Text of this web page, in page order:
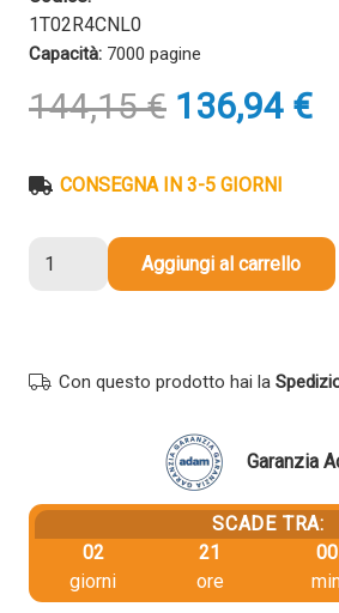
1T02R4CNL0
Capacità: 7000 pagine
144,15€ Il
prezzo
era:
136,94 €Il
CONSEGNA IN 3-5 GIORNI
TK-
Aggiungi al carrello
Con questo prodotto hai la
Garanzia
SCADE TRA:
02
giorni
21
ore
00